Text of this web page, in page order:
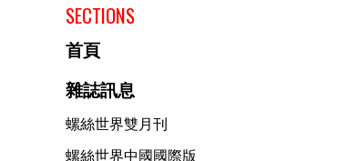
SECTIONS
首頁
雜誌訊息
螺絲世界雙月刊
螺絲世界中國國際版